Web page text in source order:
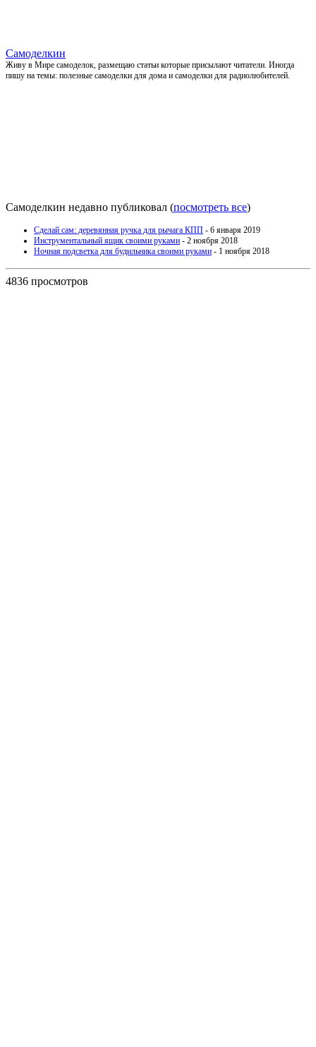
Самоделкин
Живу в Мире самоделок, размещаю статьи которые присылают читатели. Иногда
пишу на темы: полезные самоделки для дома и самоделки для радиолюбителей.
Самоделкин недавно публиковал (посмотреть все)
Сделай сам: деревянная ручка для рычага КПП - 6 января 2019
Инструментальный ящик своими руками - 2 ноября 2018
Ночная подсветка для будильника своими руками - 1 ноября 2018
4836 просмотров